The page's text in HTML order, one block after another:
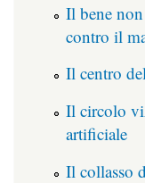
Il bene
contro il
Il centro
Il circolo
artificiale
Il collasso